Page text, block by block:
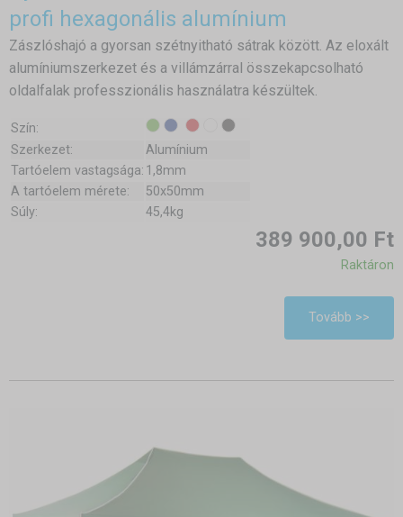
profi hexagonális alumínium
Zászlóshajó a gyorsan szétnyitható sátrak között. Az eloxált
alumíniumszerkezet és a villámzárral összekapcsolható
oldalfalak professzionális használatra készültek.
Szín:
Szerkezet:
Alumínium
Tartóelem vastagsága: 1,8mm
A tartóelem mérete:
50x50mm
Súly:
45,4kg
389 900,00 Ft
Raktáron
Tovább >>